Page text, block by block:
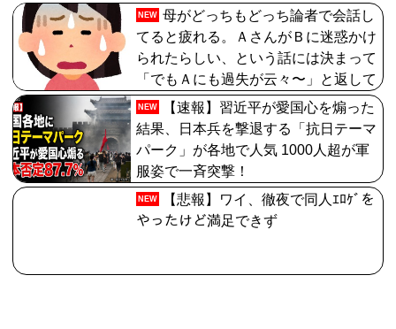
NEW 母がどっちもどっち論者で会話し
てると疲れる。ＡさんがＢに迷惑かけ
られたらしい、という話には決まって
「でもＡにも過失が云々〜」と返して
くる
NEW
【速報】習近平が愛国心を煽った
結果、日本兵を撃退する「抗日テーマ
パーク」が各地で人気 1000人超が軍
服姿で一斉突撃！
NEW
【悲報】ワイ、徹夜で同人ｴﾛｹﾞを
やったけど満足できず